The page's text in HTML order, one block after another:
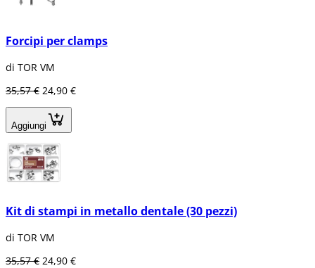
Forcipi per clamps
di TOR VM
35,57 € 24,90 €
Aggiungi
Kit di stampi in metallo dentale (30 pezzi)
di TOR VM
35,57 € 24,90 €